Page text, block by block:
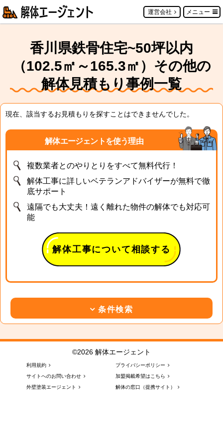
運営会社 メニュー
香川県鉄骨住宅~50坪以内
（102.5㎡～165.3㎡）その他の
解体見積もり事例一覧
現在、該当するお見積もりを探すことはできませんでした。
解体エージェントを使う理由
複数業者とのやりとりをすべて無料代行！
解体工事に詳しいベテランアドバイザーが無料で徹
底サポート
遠隔でも大丈夫！遠く離れた物件の解体でも対応可
能
解体工事について相談する
条件検索
©2026 解体エージェント
利用規約
プライバシーポリシー
サイトへのお問い合わせ
加盟掲載希望はこちら
外壁塗装エージェント
解体の窓口（提携サイト）